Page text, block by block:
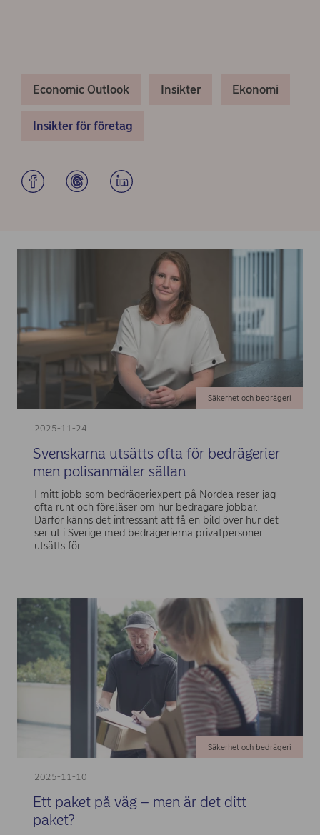
Economic Outlook Insikter Ekonomi
Insikter för företag
2025-11-24
Säkerhet och bedrägeri
Svenskarna utsätts ofta för bedrägerier
men polisanmäler sällan
I mitt jobb som bedrägeriexpert på Nordea reser jag
ofta runt och föreläser om hur bedragare jobbar.
Därför känns det intressant att få en bild över hur det
ser ut i Sverige med bedrägerierna privatpersoner
utsätts för.
2025-11-10
Säkerhet och bedrägeri
Ett paket på väg – men är det ditt
paket?